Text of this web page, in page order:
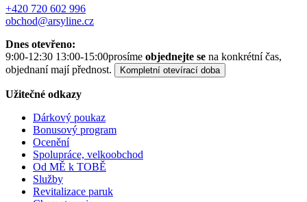
+420 720 602 996
obchod@arsyline.cz
Dnes otevřeno:
9:00-12:30 13:00-15:00prosíme objednejte se na konkrétní čas,
objednaní mají přednost.
Kompletní otevírací doba
Užitečné odkazy
Dárkový poukaz
Bonusový program
Ocenění
Spolupráce, velkoobchod
Od MĚ k TOBĚ
Služby
Revitalizace paruk